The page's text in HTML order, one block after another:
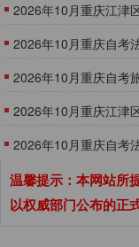
2026年10月重庆江津
2026年10月重庆自考
​2026年10月重庆自考
2026年10月重庆江津
2026年10月重庆自考
温馨提示：本网站所
以权威部门公布的正